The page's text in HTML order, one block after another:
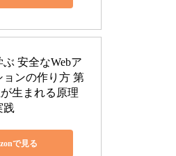
安全なWebア
ョンの作り方 第
生まれる原理
践
で見る